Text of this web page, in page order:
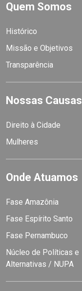
Quem Somos
Histórico
Missão e Objetivos
Transparência
Nossas Causas
Direito à Cidade
Mulheres
Onde Atuamos
Fase Amazônia
Fase Espírito Santo
Fase Pernambuco
Núcleo de Políticas e
Alternativas / NUPA